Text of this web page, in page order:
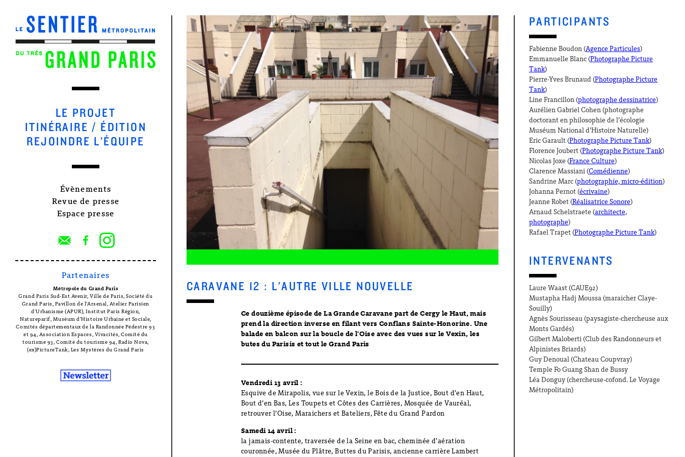
LE PROJET
ITINÉRAIRE / ÉDITION
REJOINDRE L’ÉQUIPE
Évènements
Revue de presse
Espace presse
Partenaires
Métropole du Grand Paris
Grand Paris Sud-Est Avenir, Ville de Paris, Société du
Grand Paris, Pavillon de l’Arsenal, Atelier Parisien
d'Urbanisme (APUR), Institut Paris Région,
Natureparif, Muséum d’Histoire Urbaine et Sociale,
Comités départementaux de la Randonnée Pédestre 93
et 94, Association Espaces, Vivacités, Comité du
tourisme 93, Comité du tourisme 94, Radio Nova,
(ex)PictureTank, Les Mystères du Grand Paris
CARAVANE 12 : L'AUTRE VILLE NOUVELLE
Ce douzième épisode de La Grande Caravane part de Cergy le Haut, mais
prend la direction inverse en filant vers Conflans Sainte-Honorine. Une
balade en balcon sur la boucle de l'Oise avec des vues sur le Vexin, les
butes du Parisis et tout le Grand Paris
Vendredi 13 avril :
Esquive de Mirapolis, vue sur le Vexin, le Bois de la Justice, Bout d’en Haut,
Bout d’en Bas, Les Toupets et Côtes des Carrières, Mosquée de Vauréal,
retrouver l’Oise, Maraichers et Bateliers, Fête du Grand Pardon
Samedi 14 avril :
la jamais-contente, traversée de la Seine en bac, cheminée d’aération
couronnée, Musée du Plâtre, Buttes du Parisis, ancienne carrière Lambert
PARTICIPANTS
Fabienne Boudon (Agence Particules)
Emmanuelle Blanc (Photographe Picture
Tank)
Pierre-Yves Brunaud (Photographe Picture
Tank)
Line Francillon (photographe dessinatrice)
Aurélien Gabriel Cohen (photographe
doctorant en philosophie de l’écologie
Muséum National d’Histoire Naturelle)
Eric Garault (Photographe Picture Tank)
Florence Joubert (Photographe Picture Tank)
Nicolas Joxe (France Culture)
Clarence Massiani (Comédienne)
Sandrine Marc (photographie, micro-édition)
Johanna Pernot (écrivaine)
Jeanne Robet (Réalisatrice Sonore)
Arnaud Schelstraete (architecte,
photographe)
Rafael Trapet (Photographe Picture Tank)
INTERVENANTS
Laure Waast (CAUE92)
Mustapha Hadj Moussa (maraicher Claye-
Souilly)
Agnès Sourisseau (paysagiste-chercheuse aux
Monts Gardés)
Gilbert Maloberti (Club des Randonneurs et
Alpinistes Briards)
Guy Denoual (Chateau Coupvray)
Temple Fo Guang Shan de Bussy
Léa Donguy (chercheuse-cofond. Le Voyage
Métropolitain)